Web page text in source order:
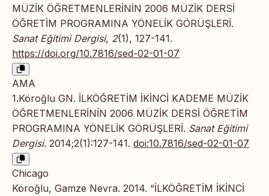
MÜZİK ÖĞRETMENLERİNİN 2006 MÜZİK DERSİ
ÖĞRETİM PROGRAMINA YÖNELİK GÖRÜŞLERİ.
Sanat Eğitimi Dergisi, 2(1), 127-141.
https://doi.org/10.7816/sed-02-01-07
AMA
1.Köroğlu GN. İLKÖĞRETİM İKİNCİ KADEME MÜZİK
ÖĞRETMENLERİNİN 2006 MÜZİK DERSİ ÖĞRETİM
PROGRAMINA YÖNELİK GÖRÜŞLERİ. Sanat Eğitimi
Dergisi. 2014;2(1):127-141. doi:10.7816/sed-02-01-07
Chicago
Köroğlu, Gamze Nevra. 2014. “İLKÖĞRETİM İKİNCİ